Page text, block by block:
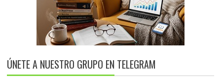
ÚNETE A NUESTRO GRUPO EN TELEGRAM